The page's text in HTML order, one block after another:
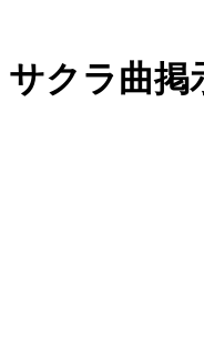
サクラ曲掲